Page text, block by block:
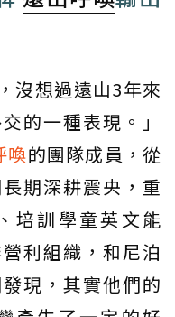
沒想過遠山3年來
的一種表現。」
喚的團隊成員，從
期深耕震央，重
培訓學童英文能
利組織，和尼泊
現，其實他們的